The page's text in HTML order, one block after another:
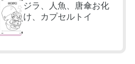
ジラ、人魚、唐傘お化
け、カプセルトイ